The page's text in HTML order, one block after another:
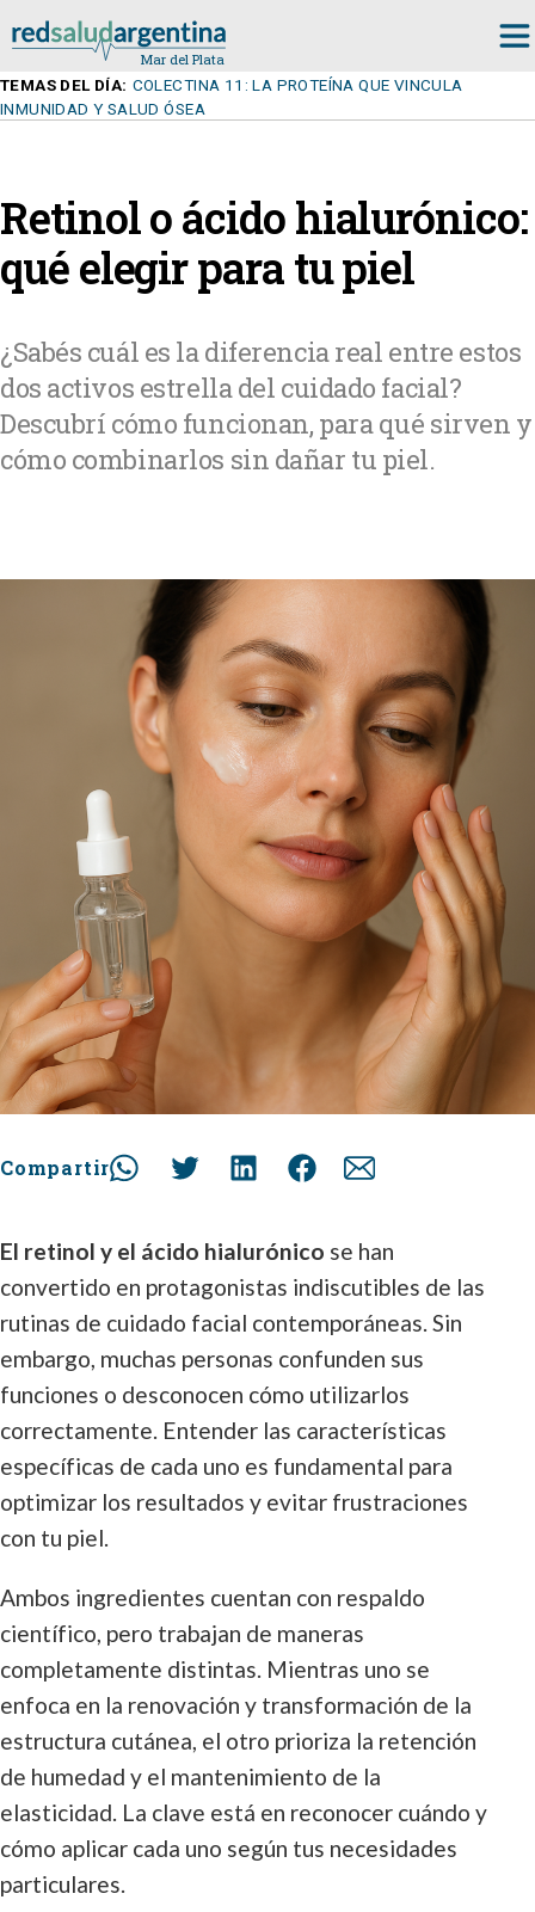
TEMAS DEL DÍA: COLECTINA 11: LA PROTEÍNA QUE VINCULA
INMUNIDAD Y SALUD ÓSEA
Retinol o ácido hialurónico:
qué elegir para tu piel
¿Sabés cuál es la diferencia real entre estos
dos activos estrella del cuidado facial?
Descubrí cómo funcionan, para qué sirven y
cómo combinarlos sin dañar tu piel.
Compartir
El retinol y el ácido hialurónico se han
convertido en protagonistas indiscutibles de las
rutinas de cuidado facial contemporáneas. Sin
embargo, muchas personas confunden sus
funciones o desconocen cómo utilizarlos
correctamente. Entender las características
específicas de cada uno es fundamental para
optimizar los resultados y evitar frustraciones
con tu piel.
Ambos ingredientes cuentan con respaldo
científico, pero trabajan de maneras
completamente distintas. Mientras uno se
enfoca en la renovación y transformación de la
estructura cutánea, el otro prioriza la retención
de humedad y el mantenimiento de la
elasticidad. La clave está en reconocer cuándo y
cómo aplicar cada uno según tus necesidades
particulares.